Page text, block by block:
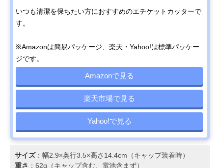
いつも清潔を保ちたい方におすすめのエチケットカッターで
す。
※Amazonは簡易パッケージ、楽天・Yahoo!は標準パッケー
ジです。
Amazonで見る
楽天市場で見る
Yahoo!で見る
サイズ：幅2.9×奥行3.5×高さ14.4cm（キャップ装着時）
重さ ：62g（キャップ含む、電池含まず）